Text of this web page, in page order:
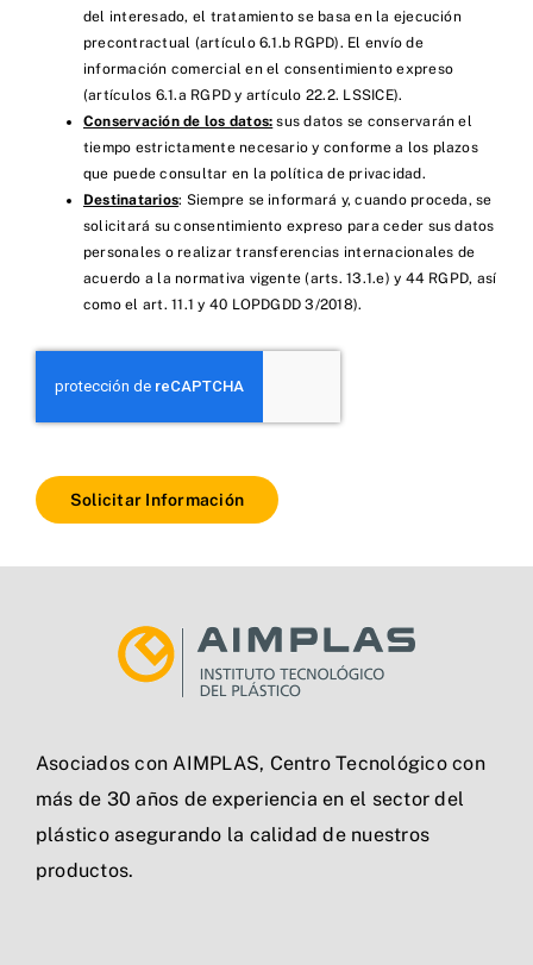
del interesado, el tratamiento se basa en la ejecución
precontractual (artículo 6.1.b RGPD). El envío de
información comercial en el consentimiento expreso
(artículos 6.1.a RGPD y artículo 22.2. LSSICE).
Conservación de los datos: sus datos se conservarán el
tiempo estrictamente necesario y conforme a los plazos
que puede consultar en la política de privacidad.
Destinatarios: Siempre se informará y, cuando proceda, se
solicitará su consentimiento expreso para ceder sus datos
personales o realizar transferencias internacionales de
acuerdo a la normativa vigente (arts. 13.1.e) y 44 RGPD, así
como el art. 11.1 y 40 LOPDGDD 3/2018).
Solicitar Información
Asociados con AIMPLAS, Centro Tecnológico con
más de 30 años de experiencia en el sector del
plástico asegurando la calidad de nuestros
productos.